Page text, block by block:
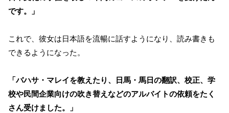
です。」
これで、彼女は日本語を流暢に話すようになり、読み書きも
できるようになった。
「バハサ・マレイを教えたり、日馬・馬日の翻訳、校正、学
校や民間企業向けの吹き替えなどのアルバイトの依頼をたく
さん受けました。」